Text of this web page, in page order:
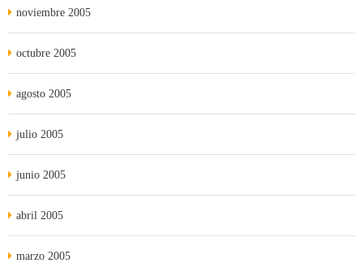
noviembre 2005
octubre 2005
agosto 2005
julio 2005
junio 2005
abril 2005
marzo 2005